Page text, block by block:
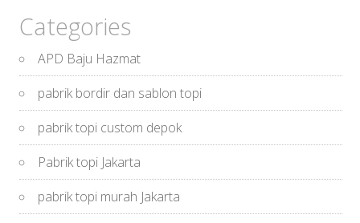
Categories
APD Baju Hazmat
pabrik bordir dan sablon topi
pabrik topi custom depok
Pabrik topi Jakarta
pabrik topi murah Jakarta